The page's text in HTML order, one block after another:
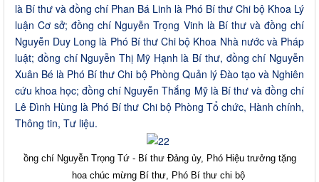
là Bí thư và đồng chí Phan Bá Linh là Phó Bí thư Chi bộ Khoa Lý
luận Cơ sở; đồng chí Nguyễn Trọng Vinh là Bí thư và đồng chí
Nguyễn Duy Long là Phó Bí thư Chi bộ Khoa Nhà nước và Pháp
luật; đồng chí Nguyễn Thị Mỹ Hạnh là Bí thư, đồng chí Nguyễn
Xuân Bé là Phó Bí thư Chi bộ Phòng Quản lý Đào tạo và Nghiên
cứu khoa học; đồng chí Nguyễn Thắng Mỹ là Bí thư và đồng chí
Lê Đình Hùng là Phó Bí thư Chi bộ Phòng Tổ chức, Hành chính,
Thông tin, Tư liệu.
ồng chí Nguyễn Trọng Tứ - Bí thư Đảng ủy, Phó Hiệu trưởng tặng
hoa chúc mừng Bí thư, Phó Bí thư chi bộ